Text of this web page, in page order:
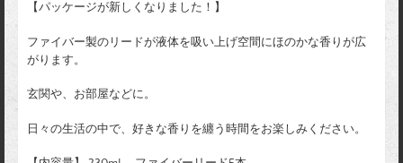
【パッケージが新しくなりました！】
ファイバー製のリードが液体を吸い上げ空間にほのかな香りが広
がります。
玄関や、お部屋などに。
日々の生活の中で、好きな香りを纏う時間をお楽しみください。